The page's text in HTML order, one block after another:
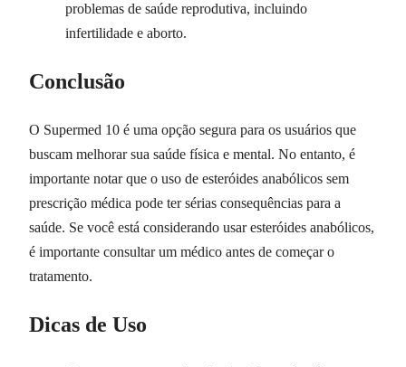
problemas de saúde reprodutiva, incluindo
infertilidade e aborto.
Conclusão
O Supermed 10 é uma opção segura para os usuários que
buscam melhorar sua saúde física e mental. No entanto, é
importante notar que o uso de esteróides anabólicos sem
prescrição médica pode ter sérias consequências para a
saúde. Se você está considerando usar esteróides anabólicos,
é importante consultar um médico antes de começar o
tratamento.
Dicas de Uso